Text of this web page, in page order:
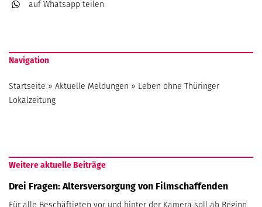
auf Whatsapp teilen
Navigation
Startseite » Aktuelle Meldungen » Leben ohne Thüringer
Lokalzeitung
Weitere aktuelle Beiträge
Drei Fragen: Altersversorgung von Filmschaffenden
Für alle Beschäftigten vor und hinter der Kamera soll ab Beginn